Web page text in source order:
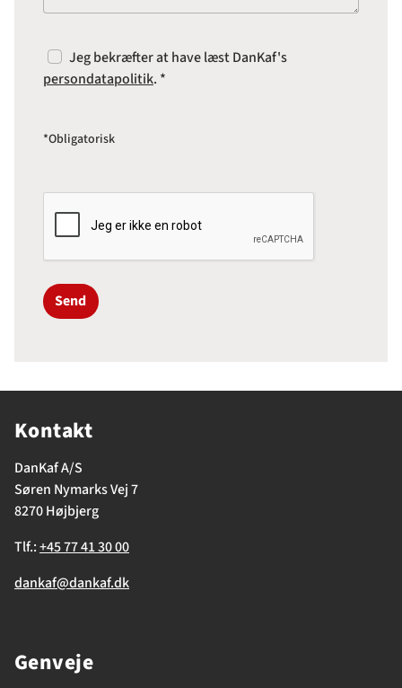
Jeg bekræfter at have læst DanKaf's
persondatapolitik. *
*Obligatorisk
Send
Kontakt
DanKaf A/S
Søren Nymarks Vej 7
8270 Højbjerg
Tlf.:+45 77 41 30 00
dankaf@dankaf.dk
Genveje